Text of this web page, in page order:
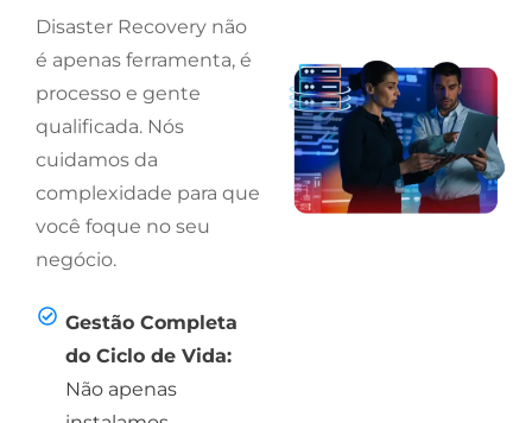
Disaster Recovery não
é apenas ferramenta, é
processo e gente
qualificada. Nós
cuidamos da
complexidade para que
você foque no seu
negócio.
Gestão Completa
do Ciclo de Vida:
Não apenas